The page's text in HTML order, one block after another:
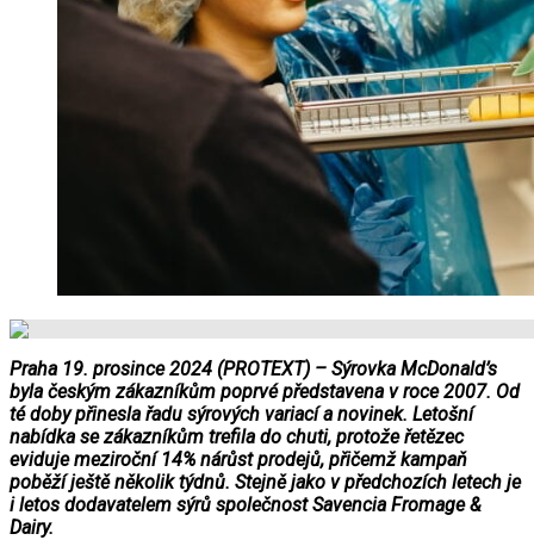
Praha 19. prosince 2024 (PROTEXT) – Sýrovka McDonald’s
byla českým zákazníkům poprvé představena v roce 2007. Od
té doby přinesla řadu sýrových variací a novinek. Letošní
nabídka se zákazníkům trefila do chuti, protože řetězec
eviduje meziroční 14% nárůst prodejů, přičemž kampaň
poběží ještě několik týdnů. Stejně jako v předchozích letech je
i letos dodavatelem sýrů společnost Savencia Fromage &
Dairy.